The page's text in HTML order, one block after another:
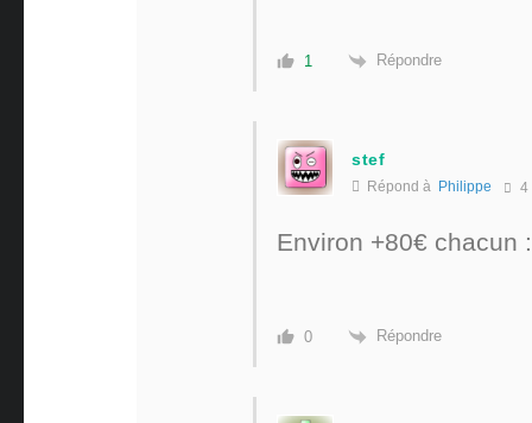
1 Répondre
stef
Répond à Philippe 4
Environ +80€
0 Répondre